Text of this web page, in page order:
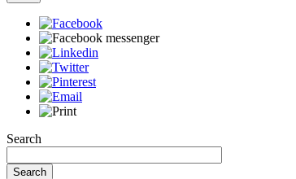
Search
Search